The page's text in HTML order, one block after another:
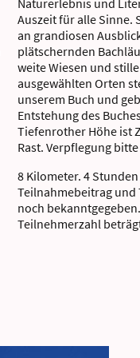
Auszeit für alle Sinne.
an grandiosen
plätschernden
weite Wiesen und
ausgewählten Orten
unserem Buch und
Entstehung des
Tiefenrother Höhe ist
Rast. Verpflegung
8 Kilometer. 4
Teilnahmebeitrag
noch
Teilnehmerzahl